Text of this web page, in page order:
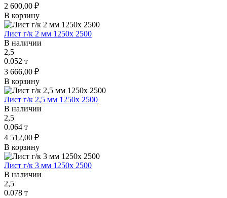
2 600,00 ₽
В корзину
Лист г/к 2 мм 1250х 2500
В наличии
2,5
0.052 т
3 666,00 ₽
В корзину
Лист г/к 2,5 мм 1250х 2500
В наличии
2,5
0.064 т
4 512,00 ₽
В корзину
Лист г/к 3 мм 1250х 2500
В наличии
2,5
0.078 т